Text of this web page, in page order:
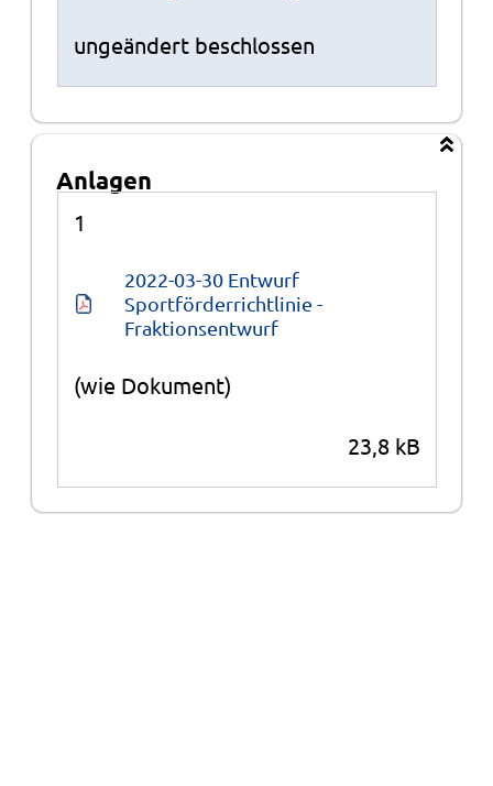
ungeändert beschlossen
Anlagen
1
2022-03-30 Entwurf
Sportförderrichtlinie -
Fraktionsentwurf
(wie Dokument)
23,8 kB